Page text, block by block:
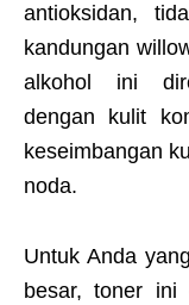
antioksidan,
kandungan
alkohol ini
dengan kulit
keseimbangan
noda.
Untuk Anda
besar, toner ini